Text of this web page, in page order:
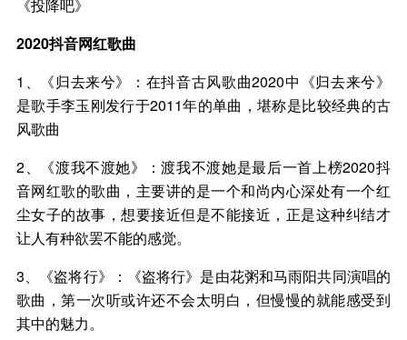
《投降吧》
2020抖音网红歌曲
1、《归去来兮》：在抖音古风歌曲2020中《归去来兮》
是歌手李玉刚发行于2011年的单曲，堪称是比较经典的古
风歌曲
2、《渡我不渡她》：渡我不渡她是最后一首上榜2020抖
音网红歌的歌曲，主要讲的是一个和尚内心深处有一个红
尘女子的故事，想要接近但是不能接近，正是这种纠结才
让人有种欲罢不能的感觉。
3、《盗将行》：《盗将行》是由花粥和马雨阳共同演唱的
歌曲，第一次听或许还不会太明白，但慢慢的就能感受到
其中的魅力。